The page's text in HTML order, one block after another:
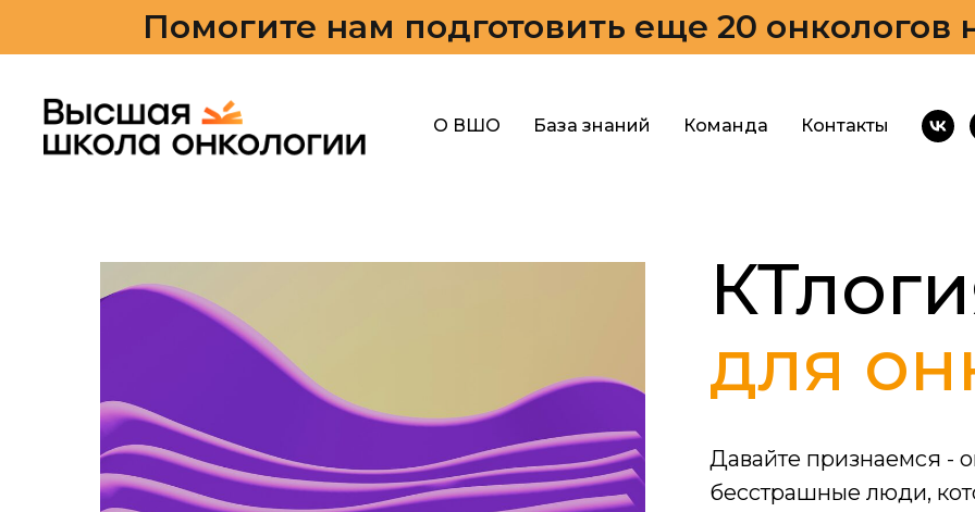
Помогите нам подготовить еще 20 онкологов
О ВШО База знаний Команда Контакты
Давайте признаемся -
бесстрашные люди,
для